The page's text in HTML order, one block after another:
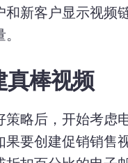
和新客户显示视频
真棒视频
策略后，开始考虑
果要创建促销销售